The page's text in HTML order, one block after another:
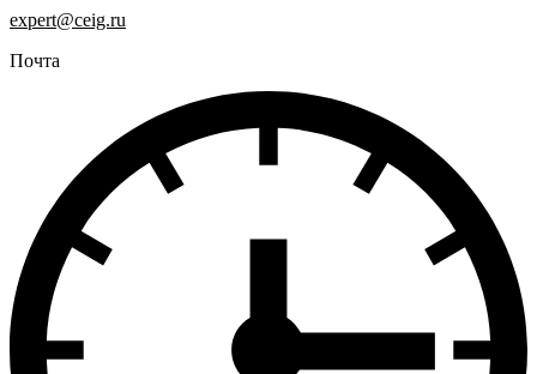
expert@ceig.ru
Почта